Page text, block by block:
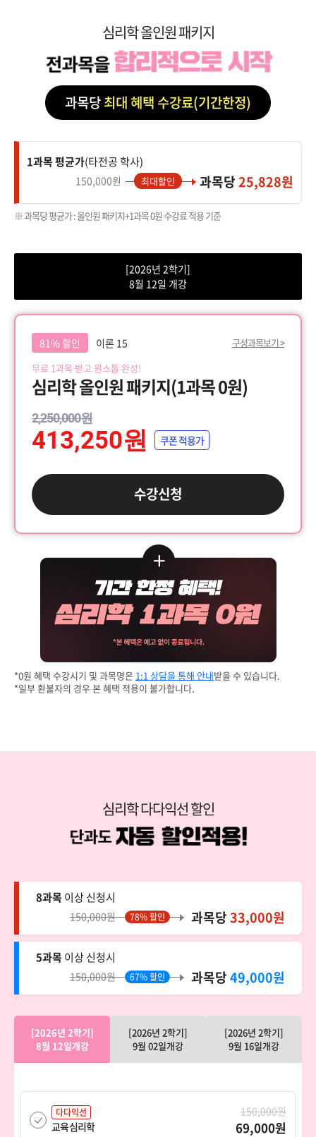
심리학 올인원 패키지
과목당최대 혜택 수강료(기간한정)
1과목 평균가(타전공 학사)
150,000원 최대할인 과목당25,828원
※ 과목당 평균가 : 올인원 패키지+1과목 0원 수강료 적용 기준
[2026년 2학기]
8월 12일 개강
81% 할인 이론 15
구성과목보기 >
무료 1과목 받고 원스톱 완성!
심리학 올인원 패키지(1과목 0원)
2,250,000원
413,250원 쿠폰 적용가
수강신청
*0원 혜택 수강시기 및 과목명은 1:1 상담을 통해 안내받을 수 있습니다.
*일부 환불자의 경우 본 혜택 적용이 불가합니다.
심리학 다다익선 할인
8과목이상 신청시
150,000원 78% 할인 과목당33,000원
5과목이상 신청시
150,000원 67% 할인 과목당49,000원
[2026년 2학기]
8월 12일개강
[2026년 2학기]
9월 02일개강
[2026년 2학기]
9월 16일개강
다다익선
교육심리학
150,000원
69,000원